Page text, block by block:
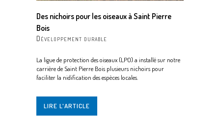
Des nichoirs pour les oiseaux à Saint Pierre
Bois
Développement durable
La ligue de protection des oiseaux (LPO) a installé sur notre
carrière de Saint Pierre Bois plusieurs nichoirs pour
faciliter la nidification des espèces locales.
LIRE L'ARTICLE